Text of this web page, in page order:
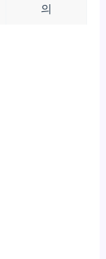
의